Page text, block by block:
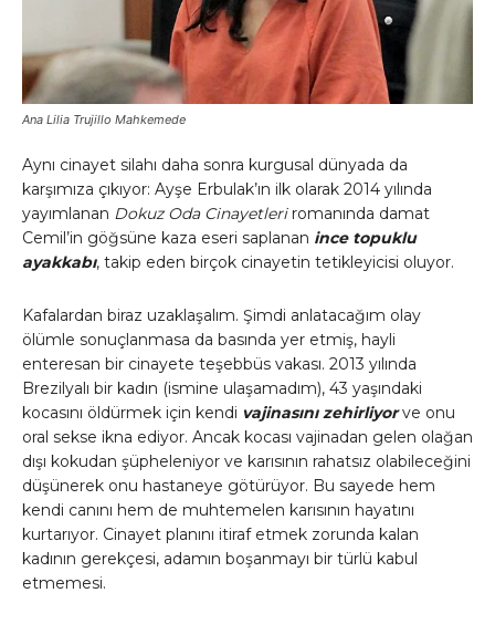
Ana Lilia Trujillo Mahkemede
Aynı cinayet silahı daha sonra kurgusal dünyada da
karşımıza çıkıyor: Ayşe Erbulak’ın ilk olarak 2014 yılında
yayımlanan Dokuz Oda Cinayetleriromanında damat
Cemil’in göğsüne kaza eseri saplanan ince topuklu
ayakkabı, takip eden birçok cinayetin tetikleyicisi oluyor.
Kafalardan biraz uzaklaşalım. Şimdi anlatacağım olay
ölümle sonuçlanmasa da basında yer etmiş, hayli
enteresan bir cinayete teşebbüs vakası. 2013 yılında
Brezilyalı bir kadın (ismine ulaşamadım), 43 yaşındaki
kocasını öldürmek için kendi vajinasını zehirliyorve onu
oral sekse ikna ediyor. Ancak kocası vajinadan gelen olağan
dışı kokudan şüpheleniyor ve karısının rahatsız olabileceğini
düşünerek onu hastaneye götürüyor. Bu sayede hem
kendi canını hem de muhtemelen karısının hayatını
kurtarıyor. Cinayet planını itiraf etmek zorunda kalan
kadının gerekçesi, adamın boşanmayı bir türlü kabul
etmemesi.